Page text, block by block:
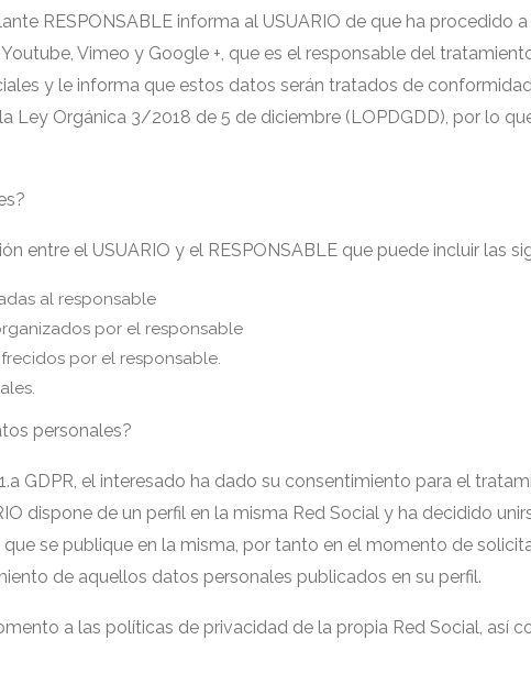
RESPONSABLE informa al USUARIO de que ha procedido
Vimeo y Google +, que es el responsable del
y le informa que estos datos serán tratados de
Ley Orgánica 3/2018 de 5 de diciembre (LOPDGDD), por lo
entre el USUARIO y el RESPONSABLE que puede incluir las
al responsable
por el responsable
por el responsable.
personales?
GDPR, el interesado ha dado su consentimiento para el
dispone de un perfil en la misma Red Social y ha decidido
se publique en la misma, por tanto en el momento de
de aquellos datos personales publicados en su perfil.
a las políticas de privacidad de la propia Red Social, así